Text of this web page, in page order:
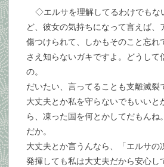
◇エルサを理解してるわけでもな
ど、彼女の気持ちになって言えば、
傷つけられて、しかもそのこと忘れ
さえ知らないガキですよ。どうして
の。
だいたい、言ってることも支離滅裂
大丈夫とか私を守らないでもいいと
ら、凍った国を何とかしてだもんね
だか。
大丈夫とか言うんなら、「エルサの
発揮しても私は大丈夫だから安心し